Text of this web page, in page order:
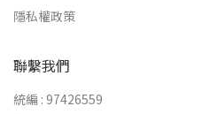
隱私權政策
聯繫我們
統編 : 97426559